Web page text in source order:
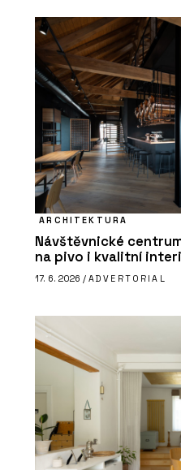
ARCHITEKTURA
Návštěvnické
na pivo i kvalitní
17. 6. 2026 / ADVERTORIAL